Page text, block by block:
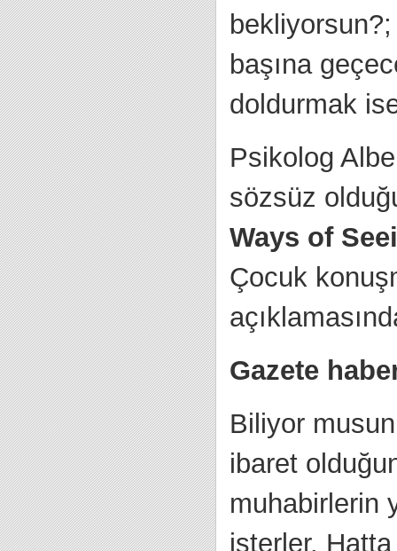
başına
doldurmak
Psikolog
sözsüz
Ways of
Çocuk
Gazete
Biliyor
ibaret
muhabirlerin
isterler.